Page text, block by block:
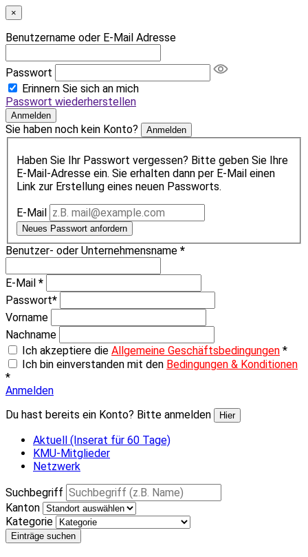
×
Benutzername oder E-Mail Adresse
Passwort
Erinnern Sie sich an mich
Passwort wiederherstellen
Anmelden
Sie haben noch kein Konto? Anmelden
Haben Sie Ihr Passwort vergessen? Bitte geben Sie Ihre
E-Mail-Adresse ein. Sie erhalten dann per E-Mail einen
Link zur Erstellung eines neuen Passworts.
E-Mail
Neues Passwort anfordern
Benutzer- oder Unternehmensname *
E-Mail *
Passwort*
Vorname
Nachname
Ich akzeptiere die Allgemeine Geschäftsbedingungen *
Ich bin einverstanden mit den Bedingungen & Konditionen
*
Anmelden
Du hast bereits ein Konto? Bitte anmelden
Hier
Aktuell (Inserat für 60 Tage)
KMU-Mitglieder
Netzwerk
Suchbegriff
Kanton
Kategorie
Einträge suchen